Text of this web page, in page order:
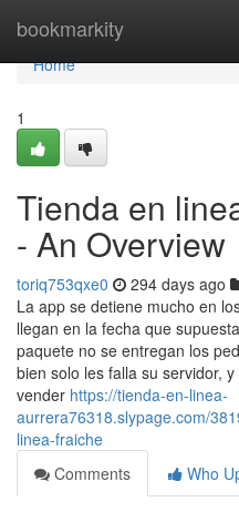
bookmarkity
Home
Home
1
Tienda en
- An Overview
toriq753qxe0 294 days ago
La app se detiene mucho en
llegan en la fecha que
paquete no se entregan los
bien solo les falla su servidor,
vender https://tienda-en-linea-
aurrera76318.slypage.com/
linea-fraiche
Comments
Who